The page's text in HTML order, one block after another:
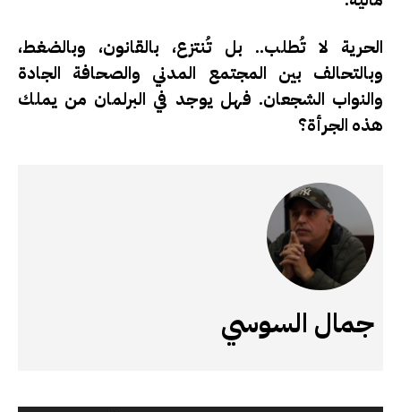
الحرية لا تُطلب.. بل تُنتزع، بالقانون، وبالضغط،
وبالتحالف بين المجتمع المدني والصحافة الجادة
والنواب الشجعان. فهل يوجد في البرلمان من يملك
هذه الجرأة؟
جمال السوسي